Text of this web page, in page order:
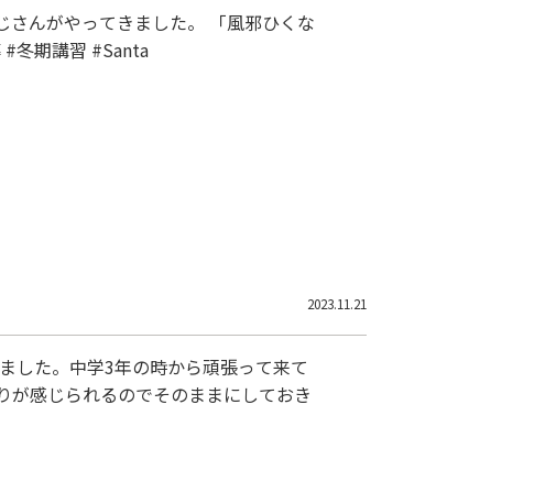
さんがやってきました。 「風邪ひくな
冬期講習 #Santa
2023.11.21
した。中学3年の時から頑張って来て
が感じられるのでそのままにしておき